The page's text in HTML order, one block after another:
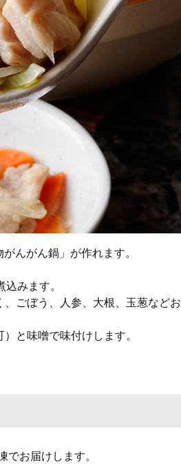
がんがん鍋」が作れます。
込みます。
ごぼう、人参、大根、玉葱などお
）と味噌で味付けします。
でお届けします。